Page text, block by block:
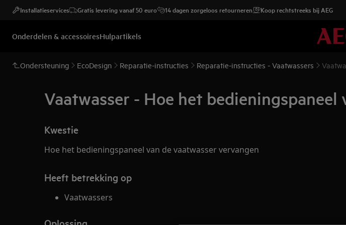
Installatieservices Gratis levering vanaf 50 euro 14 dagen zorgeloos retourneren Koop rechtstreeks bij AEG
Onderdelen & accessoiresHulpartikels
Ondersteuning EcoDesign Reparatie-instructies Reparatie-instructies - Vaatwassers
Vaatwasser - Hoe het bedieningspaneel
Kwestie
Hoe het bedieningspaneel van de vaatwasser vervangen
Heeft betrekking op
Vaatwassers